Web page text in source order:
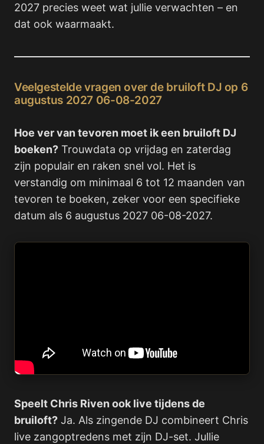
2027 precies weet wat jullie verwachten – en
dat ook waarmaakt.
Veelgestelde vragen over de bruiloft DJ op 6
augustus 2027 06-08-2027
Hoe ver van tevoren moet ik een bruiloft DJ
boeken? Trouwdata op vrijdag en zaterdag
zijn populair en raken snel vol. Het is
verstandig om minimaal 6 tot 12 maanden van
tevoren te boeken, zeker voor een specifieke
datum als 6 augustus 2027 06-08-2027.
Speelt Chris Riven ook live tijdens de
bruiloft? Ja. Als zingende DJ combineert Chris
live zangoptredens met zijn DJ-set. Jullie